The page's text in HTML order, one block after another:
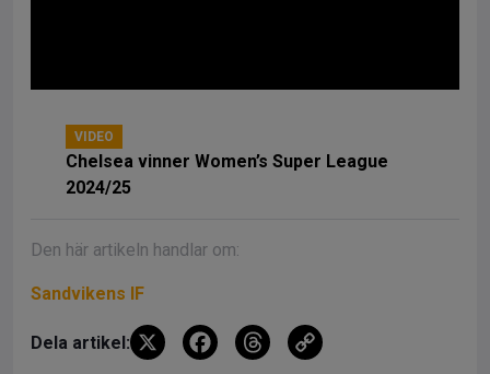
VIDEO
Chelsea vinner Women’s Super League
2024/25
Den här artikeln handlar om:
Sandvikens IF
Dela artikel: X
F
T